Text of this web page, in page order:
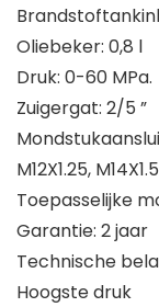
Oliebeker: 0,8 l
Druk: 0-60 MPa.
Zuigergat: 2/5 ”
M12X1.25,
Toepasselijke
Garantie: 2 jaar
Technische
Hoogste druk